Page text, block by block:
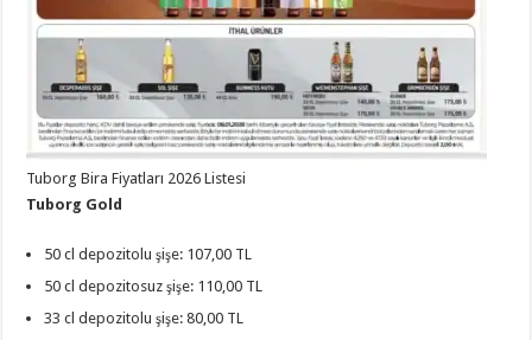
Tuborg Bira Fiyatları 2026 Listesi
Tuborg Gold
50 cl depozitolu şişe: 107,00 TL
50 cl depozitosuz şişe: 110,00 TL
33 cl depozitolu şişe: 80,00 TL